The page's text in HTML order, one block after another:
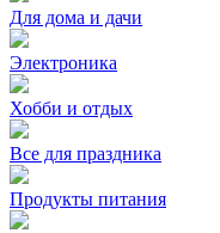
Для дома и дачи
Электроника
Хобби и отдых
Все для праздника
Продукты питания